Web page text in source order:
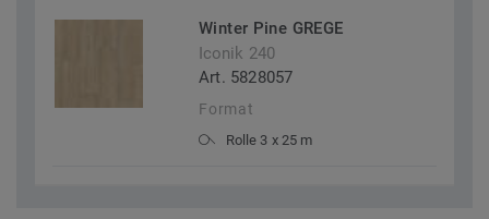
Winter Pine GREGE
Iconik 240
Art. 5828057
Format
Rolle 3 x 25 m